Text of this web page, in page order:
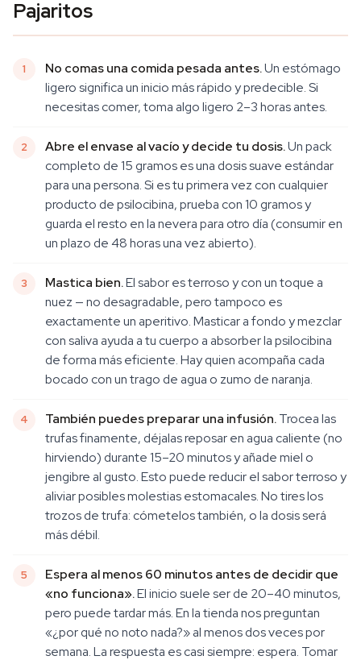
Pajaritos
No comas una comida pesada antes.Un estómago
ligero significa un inicio más rápido y predecible. Si
necesitas comer, toma algo ligero 2–3 horas antes.
Abre el envase al vacío y decide tu dosis.Un pack
completo de 15 gramos es una dosis suave estándar
para una persona. Si es tu primera vez con cualquier
producto de psilocibina, prueba con 10 gramos y
guarda el resto en la nevera para otro día (consumir en
un plazo de 48 horas una vez abierto).
Mastica bien.El sabor es terroso y con un toque a
nuez — no desagradable, pero tampoco es
exactamente un aperitivo. Masticar a fondo y mezclar
con saliva ayuda a tu cuerpo a absorber la psilocibina
de forma más eficiente. Hay quien acompaña cada
bocado con un trago de agua o zumo de naranja.
También puedes preparar una infusión.Trocea las
trufas finamente, déjalas reposar en agua caliente (no
hirviendo) durante 15–20 minutos y añade miel o
jengibre al gusto. Esto puede reducir el sabor terroso y
aliviar posibles molestias estomacales. No tires los
trozos de trufa: cómetelos también, o la dosis será
más débil.
Espera al menos 60 minutos antes de decidir que
«no funciona».El inicio suele ser de 20–40 minutos,
pero puede tardar más. En la tienda nos preguntan
«¿por qué no noto nada?» al menos dos veces por
semana. La respuesta es casi siempre: espera. Tomar